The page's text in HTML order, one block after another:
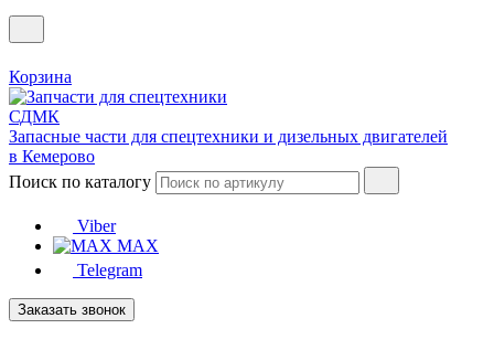
Корзина
Запасные части для спецтехники и дизельных двигателей
в Кемерово
Поиск по каталогу
Viber
MAX
Telegram
Заказать звонок